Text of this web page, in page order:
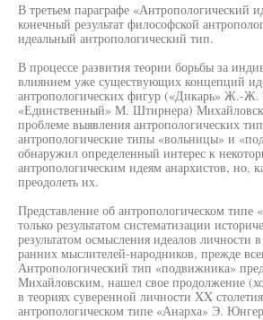
В третьем параграфе «Антропологический
конечный результат философской
идеальный антропологический тип.
В процессе развития теории борьбы за
влиянием уже существующих концепций
антропологических фигур («Дикарь» Ж.-Ж.
«Единственный» М. Штирнера)
проблеме выявления антропологических
антропологические типы «вольницы» и
обнаружил определенный интерес к
антропологическим идеям анархистов, но,
преодолеть их.
Представление об антропологическом
только результатом систематизации
результатом осмысления идеалов личности
ранних мыслителей-народников, прежде
Антропологический тип «подвижника»
Михайловским, нашел свое продолжение
в теориях суверенной личности XX
антропологическом типе «Анарха» Э.